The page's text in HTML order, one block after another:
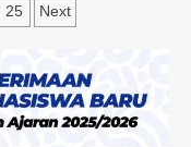
25 Next